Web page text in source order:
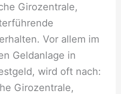
Girozentrale,
Vor allem im
Geldanlage in
wird oft nach:
Girozentrale,